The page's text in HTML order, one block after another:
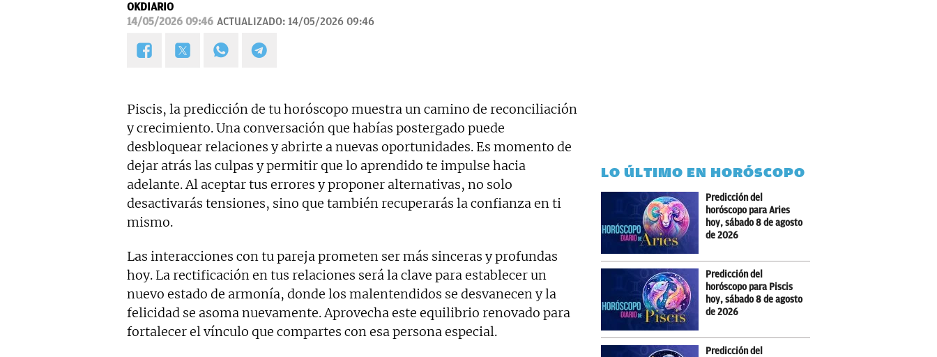
OKDIARIO
14/05/2026 09:46 ACTUALIZADO: 14/05/2026 09:46
Piscis, la predicción de tu horóscopo muestra un camino de reconciliación
y crecimiento. Una conversación que habías postergado puede
desbloquear relaciones y abrirte a nuevas oportunidades. Es momento de
dejar atrás las culpas y permitir que lo aprendido te impulse hacia
adelante. Al aceptar tus errores y proponer alternativas, no solo
desactivarás tensiones, sino que también recuperarás la confianza en ti
mismo.
Las interacciones con tu pareja prometen ser más sinceras y profundas
hoy. La rectificación en tus relaciones será la clave para establecer un
nuevo estado de armonía, donde los malentendidos se desvanecen y la
felicidad se asoma nuevamente. Aprovecha este equilibrio renovado para
fortalecer el vínculo que compartes con esa persona especial.
LO ÚLTIMO EN HORÓSCOPO
Predicción del
horóscopo para Aries
hoy, sábado 8 de agosto
de 2026
Predicción del
horóscopo para Piscis
hoy, sábado 8 de agosto
de 2026
Predicción del